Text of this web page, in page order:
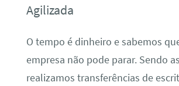
Agilizada
O tempo é dinheiro e sabemos
empresa não pode parar. Sendo
realizamos transferências de